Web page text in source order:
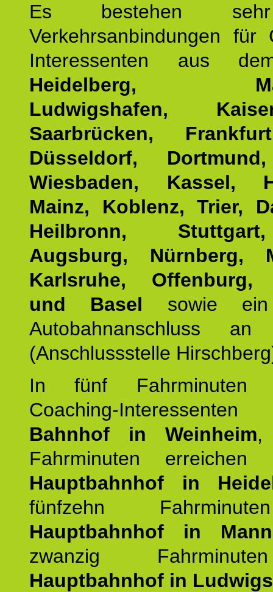
Es bestehen
Verkehrsanbindungen für
Interessenten aus
Heidelberg,
Ludwigshafen,
Saarbrücken,
Düsseldorf,
Wiesbaden, Kassel,
Mainz, Koblenz, Trier,
Heilbronn,
Augsburg, Nürnberg,
Karlsruhe, Offenburg,
und Basel sowie ein
Autobahnanschluss
(Anschlussstelle
In fünf Fahrminuten
Coaching-
Bahnhof in Weinheim,
Fahrminuten
Hauptbahnhof in
fünfzehn
Hauptbahnhof in
zwanzig
Hauptbahnhof in